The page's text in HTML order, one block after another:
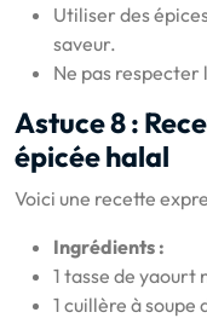
Utiliser des
saveur.
Ne pas respecter
Astuce 8 :
épicée halal
Voici une recette
Ingrédients :
1 tasse de yaourt
1 cuillère à soupe